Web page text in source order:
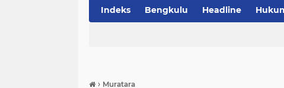
Indeks Bengkulu Headline
› Muratara